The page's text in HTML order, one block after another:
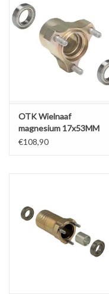
OTK Wielnaaf
magnesium 17x53MM
BST
€108,90